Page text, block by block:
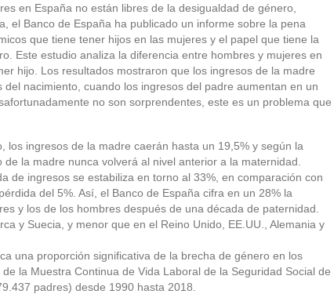
en España no están libres de la desigualdad de género,
el Banco de España ha publicado un informe sobre la pena
que tiene tener hijos en las mujeres y el papel que tiene la
Este estudio analiza la diferencia entre hombres y mujeres en
hijo. Los resultados mostraron que los ingresos de la madre
nacimiento, cuando los ingresos del padre aumentan en un
no son sorprendentes, este es un problema que
los ingresos de la madre caerán hasta un 19,5% y según la
la madre nunca volverá al nivel anterior a la maternidad.
de ingresos se estabiliza en torno al 33%, en comparación con
del 5%. Así, el Banco de España cifra en un 28% la
y los de los hombres después de una década de paternidad.
y Suecia, y menor que en el Reino Unido, EE.UU., Alemania y
una proporción significativa de la brecha de género en los
la Muestra Continua de Vida Laboral de la Seguridad Social de
padres) desde 1990 hasta 2018.